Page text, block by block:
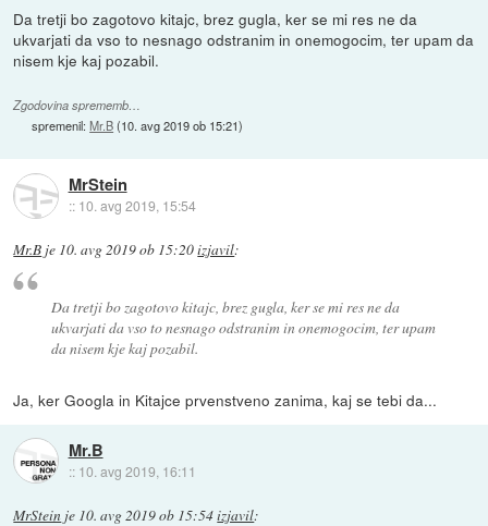
Da tretji bo zagotovo kitajc, brez gugla, ker se mi res ne da
ukvarjati da vso to nesnago odstranim in onemogocim, ter upam da
nisem kje kaj pozabil.
Zgodovina sprememb…
spremenil:Mr.B(10. avg 2019 ob 15:21)
MrStein
:: 10. avg 2019, 15:54
Mr.B je 10. avg 2019 ob 15:20izjavil:
Da tretji bo zagotovo kitajc, brez gugla, ker se mi res ne da
ukvarjati da vso to nesnago odstranim in onemogocim, ter upam
da nisem kje kaj pozabil.
Ja, ker Googla in Kitajce prvenstveno zanima, kaj se tebi da...
Mr.B
:: 10. avg 2019, 16:11
MrStein je 10. avg 2019 ob 15:54izjavil: